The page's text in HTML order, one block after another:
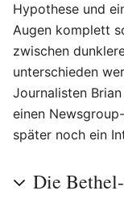
Hypothese und
Augen komplett
zwischen
unterschieden
Journalisten
einen
später noch ein
Die